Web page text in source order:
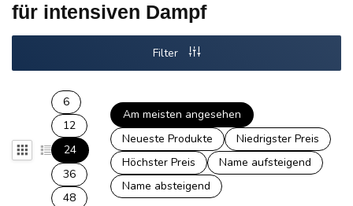
für intensiven Dampf
Filter
6
12
24
36
48
Am meisten angesehen
Neueste Produkte
Niedrigster Preis
Höchster Preis
Name aufsteigend
Name absteigend